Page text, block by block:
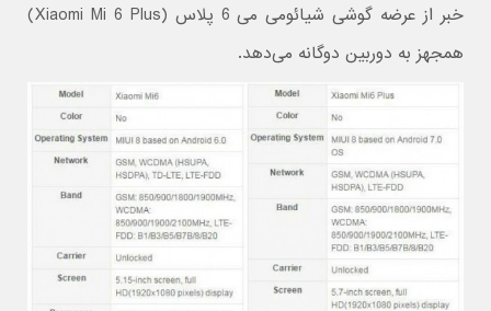
خبر از عرضه گوشی شیائومی می 6 پلاس (Xiaomi Mi 6 Plus)
همجهز به دوربین دوگانه می‌دهد.